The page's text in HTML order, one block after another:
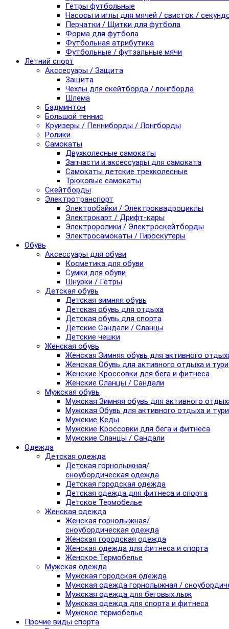
Гетры футбольные
Насосы и иглы для мячей / свисток /
Перчатки / Щитки для футбола
Форма для футбола
Футбольная атрибутика
Футбольные / футзальные мячи
Летний спорт
Акссесуары / Защита
Защита
Чехлы для скейтборда / лонгборда
Шлема
Бадминтон
Большой теннис
Круизеры / Пенниборды / Лонгборды
Ролики
Самокаты
Двухколесные самокаты
Запчасти и аксессуары для самоката
Самокаты детские трехколесные
Трюковые самокаты
Скейтборды
Электротранспорт
Электробайки / Электроквадроциклы
Электрокарт / Дрифт-кары
Электроролики / Электроскейтборды
Электросамокаты / Гироскутеры
Обувь
Аксессуары для обуви
Косметика для обуви
Сумки для обуви
Шнурки / Гетры
Детская обувь
Детская зимняя обувь
Детская обувь для отдыха
Детская обувь для спорта
Детские Сандали / Сланцы
Детские чешки
Женская обувь
Женская Зимняя обувь для активного
Женская Обувь для активного отдыха и
Женские Кроссовки для бега и фитнеса
Женские Сланцы / Сандали
Мужская обувь
Мужская Зимняя обувь для активного
Мужская Обувь для активного отдыха и
Мужские Кеды
Мужские Кроссовки для бега и фитнеса
Мужские Сланцы / Сандали
Одежда
Детская одежда
Детская горнолыжная/
сноубордическая одежда
Детская городская одежда
Детская одежда для фитнеса и спорта
Детское Термобелье
Женская одежда
Женская горнолыжная/
сноубордическая одежда
Женская городская одежда
Женская одежда для фитнеса и спорта
Женское Термобелье
Мужская одежда
Мужская городская одежда
Мужская одежда горнолыжная /
Мужская одежда для беговых лыж
Мужская одежда для спорта и фитнеса
Мужское термобелье
Прочие виды спорта